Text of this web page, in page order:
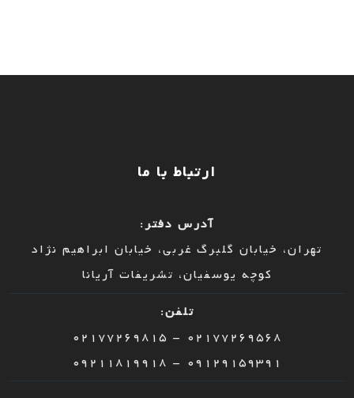
ارتباط با ما
آدرس دفتر:
تهران، خیابان گلبرگ غربی، خیابان ابراهیم نژاد
کوچه یوسفیان، تشریفات آریانا
تلفن:
02177269568 – 02177269815
09129159391 – 09211819918